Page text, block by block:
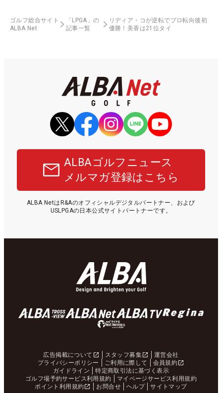
ゴルフ総合サイト
ALBA Net
「LPGA」の
記事一覧
リディア・コが逆転でプロ転向後初
優勝！美香は21位タイ
ALBAゴルフニュース
メルマガ登録はこちら
ALBA NetはR&Aのオフィシャルデジタルパートナー、および
USLPGAの日本公式サイトパートナーです。
広告掲載について スタッフ募集
運営会社
プライバシーポリシー
ご利用に際して
会員規約
ガイドライン
特定商取引法に基づく表示
ゴルフ場予約サービス利用規約
マイページサービス利用規約
ポイント利用規約
お問合せ ヘルプ サイトマップ